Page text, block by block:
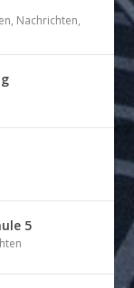
, Nachrichten,
5